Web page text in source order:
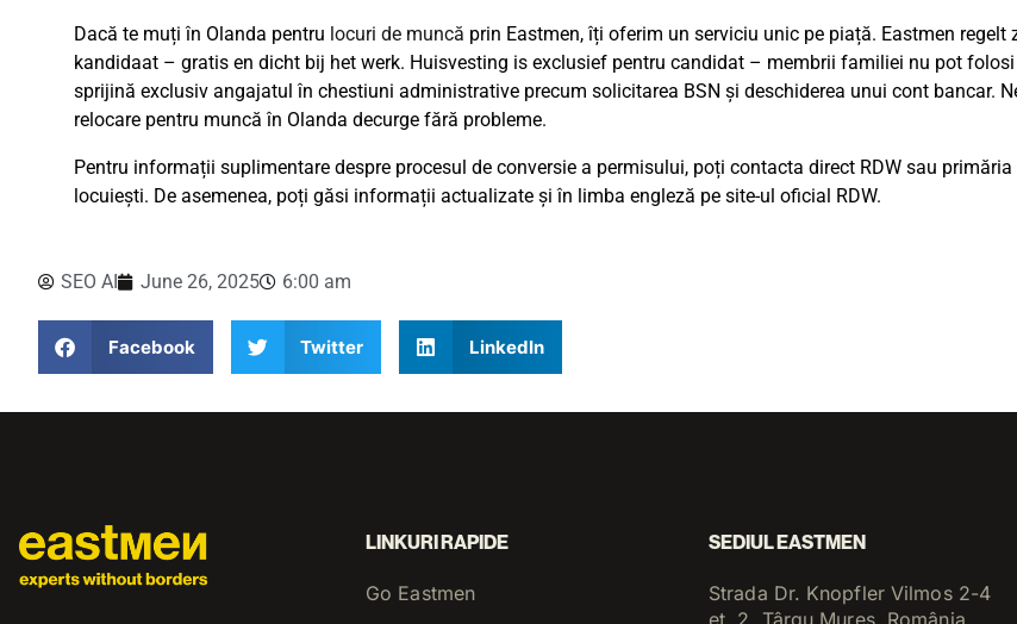
Dacă te muți în Olanda pentru locuri de muncă prin Eastmen, îți oferim un serviciu unic pe piață. Eastmen regelt
kandidaat – gratis en dicht bij het werk. Huisvesting is exclusief pentru candidat – membrii familiei nu pot folosi
sprijină exclusiv angajatul în chestiuni administrative precum solicitarea BSN și deschiderea unui cont bancar.
relocare pentru muncă în Olanda decurge fără probleme.
Pentru informații suplimentare despre procesul de conversie a permisului, poți contacta direct RDW sau
locuiești. De asemenea, poți găsi informații actualizate și în limba engleză pe site-ul oficial RDW.
SEO AI June 26, 2025 6:00 am
Facebook Twitter LinkedIn
LINKURI RAPIDE
Go Eastmen
SEDIUL EASTMEN
Strada Dr. Knopfler Vilmos 2-4
et. 2, Târgu Mureș, România